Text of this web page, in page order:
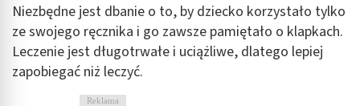
Niezbędne jest dbanie o to, by dziecko korzystało tylko
ze swojego ręcznika i go zawsze pamiętało o klapkach.
Leczenie jest długotrwałe i uciążliwe, dlatego lepiej
zapobiegać niż leczyć.
Reklama